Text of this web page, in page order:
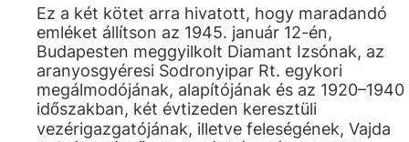
Ez a két kötet arra hivatott, hogy maradandó
emléket állítson az 1945. január 12-én,
Budapesten meggyilkolt Diamant Izsónak, az
aranyosgyéresi Sodronyipar Rt. egykori
megálmodójának, alapítójának és az 1920–1940
időszakban, két évtizeden keresztüli
vezérigazgatójának, illetve feleségének, Vajda